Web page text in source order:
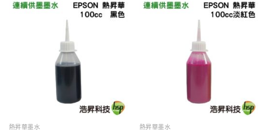
熱昇華墨水 熱昇華墨水